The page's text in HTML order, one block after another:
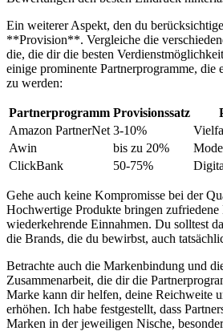
Ein weiterer Aspekt,⁤ den ‍du
**Provision**. ​Vergleiche die
die, die dir ‍die⁤ besten
einige prominente Partnerprogramme, die⁣
zu werden:
Partnerprogramm Provisionssatz
Amazon PartnerNet 3-10%
Awin
bis zu 20%
ClickBank
50-75%
Gehe auch keine Kompromisse⁣ bei⁣ der
Hochwertige ⁣Produkte ‌bringen
wiederkehrende ⁢Einnahmen. Du⁢ solltest
die Brands, die du bewirbst, auch
Betrachte ‍auch die Markenbindung ‍und
Zusammenarbeit, die dir die
Marke kann dir helfen, deine Reichweite
erhöhen. Ich habe festgestellt, dass
‍Marken ​in der jeweiligen Nische,